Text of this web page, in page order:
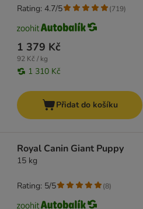
1 379 Kč
92 Kč / kg
1 310 Kč
Rating: 4.7/5 (719)
Přidat do košíku
Royal Canin Giant Puppy
15 kg
Rating: 5/5 (8)